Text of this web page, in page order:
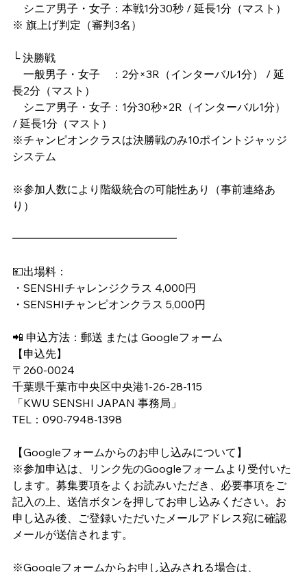
シニア男子・女子：本戦1分30秒 / 延長1分（マスト）
※ 旗上げ判定（審判3名）
└ 決勝戦
一般男子・女子　：2分×3R（インターバル1分） / 延
長2分（マスト）
シニア男子・女子：1分30秒×2R（インターバル1分）
/ 延長1分（マスト）
※チャンピオンクラスは決勝戦のみ10ポイントジャッジ
システム
※参加人数により階級統合の可能性あり（事前連絡あ
り）
━━━━━━━━━━━━━━━
💴出場料：
・SENSHIチャレンジクラス 4,000円
・SENSHIチャンピオンクラス 5,000円
📲 申込方法：郵送 または Googleフォーム
【申込先】
〒260-0024
千葉県千葉市中央区中央港1-26-28-115
「KWU SENSHI JAPAN 事務局」
TEL：090-7948-1398
【Googleフォームからのお申し込みについて】
※参加申込は、リンク先のGoogleフォームより受付いた
します。募集要項をよくお読みいただき、必要事項をご
記入の上、送信ボタンを押してお申し込みください。お
申し込み後、ご登録いただいたメールアドレス宛に確認
メールが送信されます。
※Googleフォームからお申し込みされる場合は、